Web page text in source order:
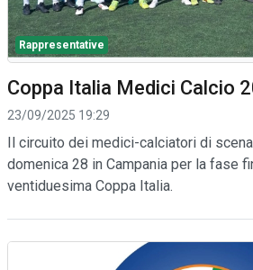
Rappresentative
Coppa Italia Medici Calcio
23/09/2025 19:29
Il circuito dei medici-calciatori di
domenica 28 in Campania per la fase
ventiduesima Coppa Italia.